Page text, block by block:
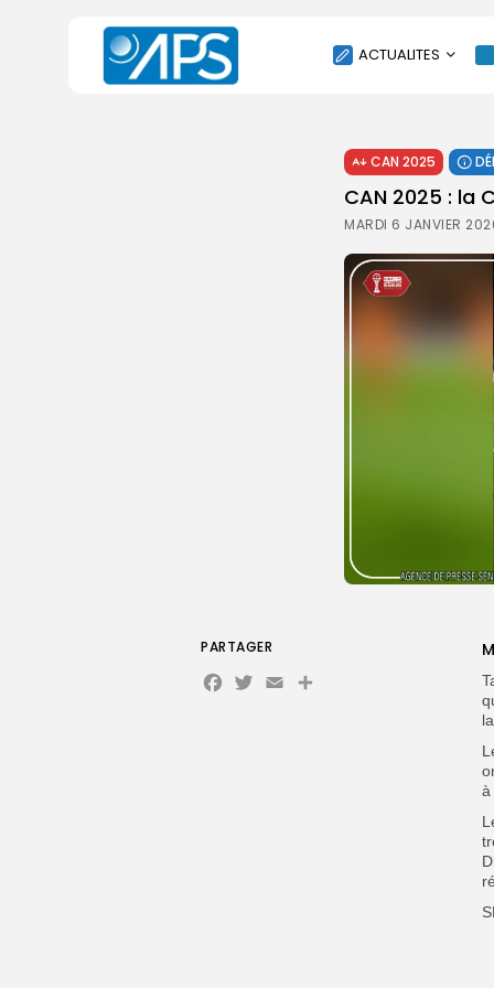
ACTUALITES
SOCIÉTÉ
ÉCONOMIE
CULTURE
SPORT
ENVIRONNEMENT
INTERNATIONAL
CAN 2025
CAN 2025 : la
MARDI 6 JANVIER
à
PARTAGER
Facebook
Twitter
EmailPartager